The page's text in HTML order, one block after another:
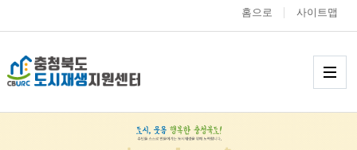
충청북도 도시재
홈으로 사이트맵